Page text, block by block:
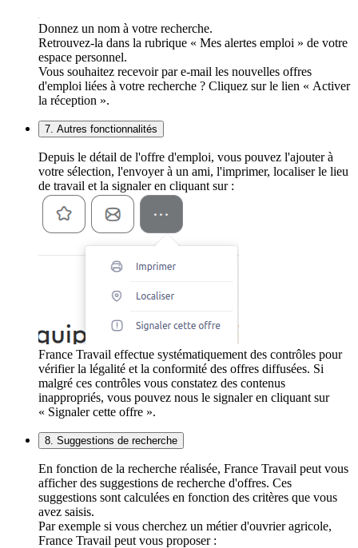
Donnez un nom à votre recherche.
Retrouvez-la dans la rubrique « Mes alertes emploi » de votre
espace personnel.
Vous souhaitez recevoir par e-mail les nouvelles offres
d'emploi liées à votre recherche ? Cliquez sur le lien « Activer
la réception ».
7. Autres fonctionnalités
Depuis le détail de l'offre d'emploi, vous pouvez l'ajouter à
votre sélection, l'envoyer à un ami, l'imprimer, localiser le lieu
de travail et la signaler en cliquant sur :
France Travail effectue systématiquement des contrôles pour
vérifier la légalité et la conformité des offres diffusées. Si
malgré ces contrôles vous constatez des contenus
inappropriés, vous pouvez nous le signaler en cliquant sur
« Signaler cette offre ».
8. Suggestions de recherche
En fonction de la recherche réalisée, France Travail peut vous
afficher des suggestions de recherche d'offres. Ces
suggestions sont calculées en fonction des critères que vous
avez saisis.
Par exemple si vous cherchez un métier d'ouvrier agricole,
France Travail peut vous proposer :